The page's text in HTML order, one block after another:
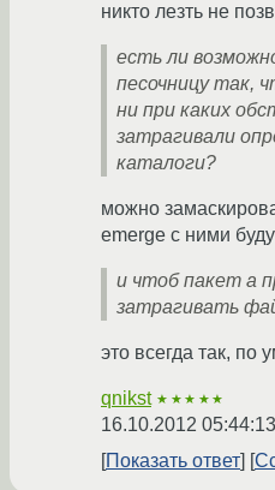
никто лезть не
есть ли
песочницу так,
ни при каких
затрагивали
каталоги?
можно
emerge с ними
и чтоб пакет a
затрагивать
это всегда так, по
qnikst ★★★★★
16.10.2012
Показать ответ